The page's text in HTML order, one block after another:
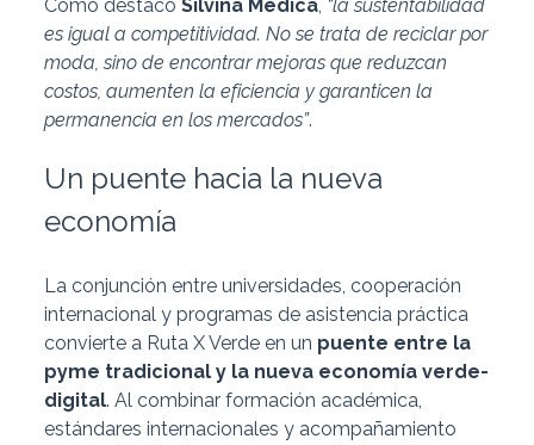
Como destacó Silvina Médica, “la sustentabilidad
es igual a competitividad. No se trata de reciclar por
moda, sino de encontrar mejoras que reduzcan
costos, aumenten la eficiencia y garanticen la
permanencia en los mercados”.
Un puente hacia la nueva
economía
La conjunción entre universidades, cooperación
internacional y programas de asistencia práctica
convierte a Ruta X Verde en un puente entre la
pyme tradicional y la nueva economía verde-
digital. Al combinar formación académica,
estándares internacionales y acompañamiento